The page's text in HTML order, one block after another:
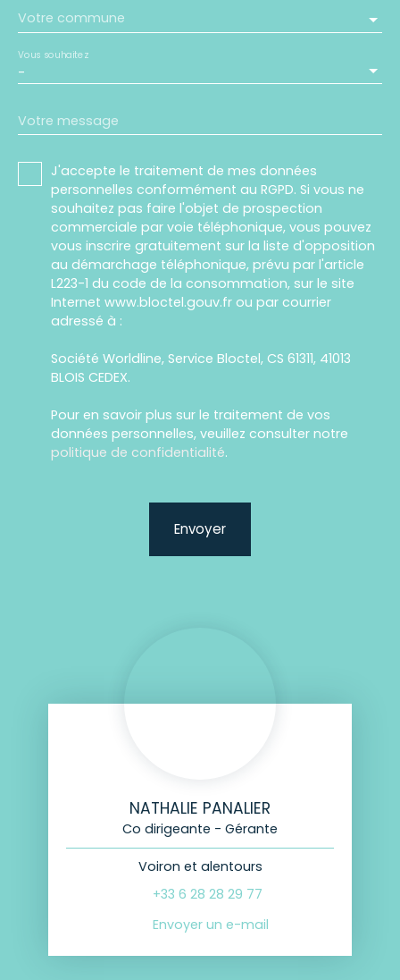
Votre commune
-
Vous souhaitez
Votre message
J'accepte le traitement de mes données
personnelles conformément au RGPD. Si vous ne
souhaitez pas faire l'objet de prospection
commerciale par voie téléphonique, vous pouvez
vous inscrire gratuitement sur la liste d'opposition
au démarchage téléphonique, prévu par l'article
L223-1 du code de la consommation, sur le site
Internet www.bloctel.gouv.fr ou par courrier
adressé à :
Société Worldline, Service Bloctel, CS 61311, 41013
BLOIS CEDEX.
Pour en savoir plus sur le traitement de vos
données personnelles, veuillez consulter notre
politique de confidentialité.
Envoyer
NATHALIE PANALIER
Co dirigeante - Gérante
Voiron et alentours
+33 6 28 28 29 77
Envoyer un e-mail